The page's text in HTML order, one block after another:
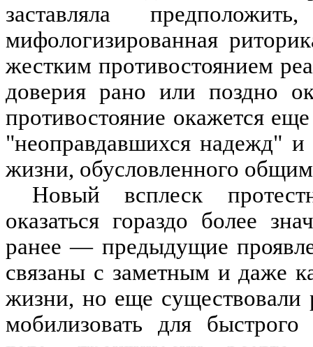
заставляла
мифологизированная
жестким противостоянием
доверия рано или поздно
противостояние окажется
"неоправдавшихся надежд"
жизни, обусловленного
Новый всплеск
оказаться гораздо более
ранее — предыдущие
связаны с заметным и даже
жизни, но еще существовали
мобилизовать для